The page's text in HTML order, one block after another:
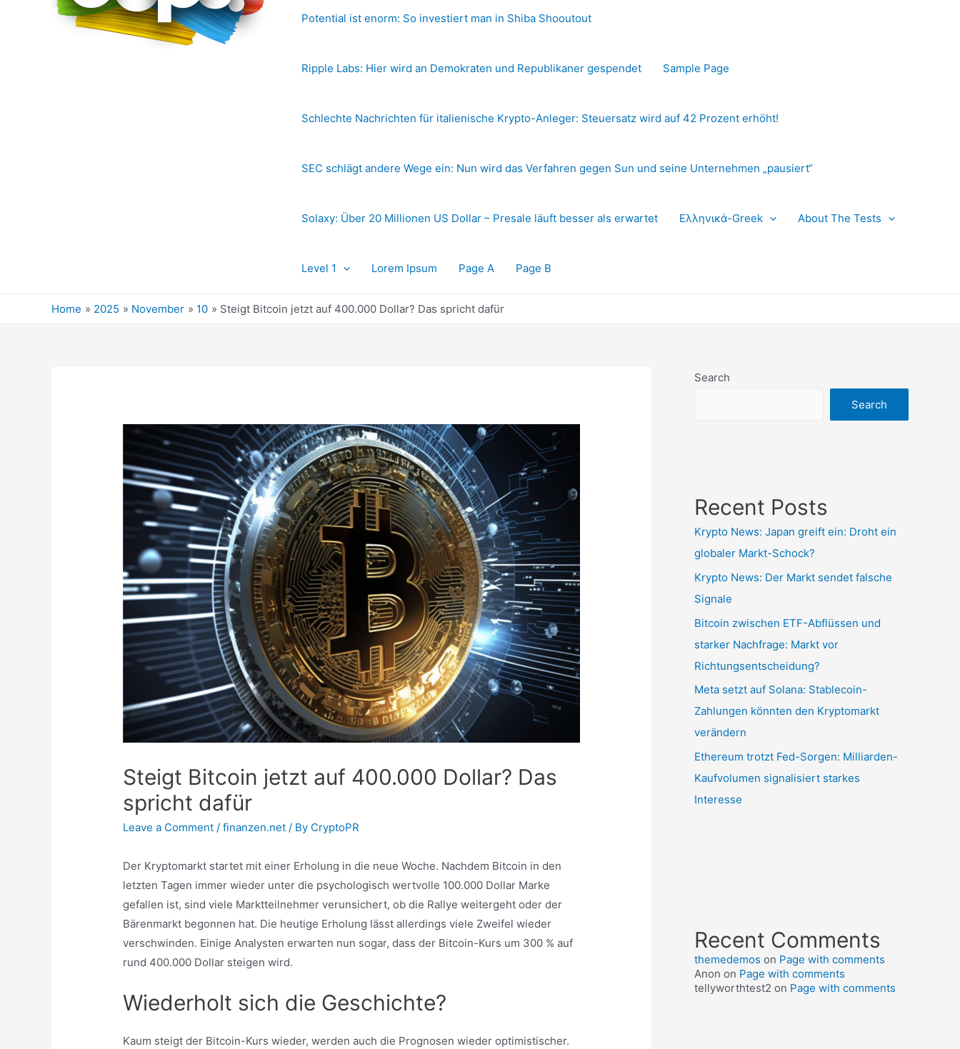
Potential ist enorm: So investiert man in Shiba Shooutout
Ripple Labs: Hier wird an Demokraten und Republikaner gespendet Sample Page
Schlechte Nachrichten für italienische Krypto-Anleger: Steuersatz wird auf 42 Prozent erhöht!
SEC schlägt andere Wege ein: Nun wird das Verfahren gegen Sun und seine Unternehmen „pausiert“
Solaxy: Über 20 Millionen US Dollar – Presale läuft besser als erwartet Ελληνικά-Greek About The Tests
Level 1 Lorem Ipsum Page A Page B
Home 2025 November 10 Steigt Bitcoin jetzt auf 400.000 Dollar? Das spricht dafür
Steigt Bitcoin jetzt auf 400.000 Dollar? Das
spricht dafür
Leave a Comment /finanzen.net / By CryptoPR
Der Kryptomarkt startet mit einer Erholung in die neue Woche. Nachdem Bitcoin in den
letzten Tagen immer wieder unter die psychologisch wertvolle 100.000 Dollar Marke
gefallen ist, sind viele Marktteilnehmer verunsichert, ob die Rallye weitergeht oder der
Bärenmarkt begonnen hat. Die heutige Erholung lässt allerdings viele Zweifel wieder
verschwinden. Einige Analysten erwarten nun sogar, dass der Bitcoin-Kurs um 300 % auf
rund 400.000 Dollar steigen wird.
Wiederholt sich die Geschichte?
Kaum steigt der Bitcoin-Kurs wieder, werden auch die Prognosen wieder optimistischer.
Search
Search
Recent Posts
Krypto News: Japan greift ein: Droht ein
globaler Markt-Schock?
Krypto News: Der Markt sendet falsche
Signale
Bitcoin zwischen ETF-Abflüssen und
starker Nachfrage: Markt vor
Richtungsentscheidung?
Meta setzt auf Solana: Stablecoin-
Zahlungen könnten den Kryptomarkt
verändern
Ethereum trotzt Fed-Sorgen: Milliarden-
Kaufvolumen signalisiert starkes
Interesse
Recent Comments
themedemos on Page with comments
Anon on Page with comments
tellyworthtest2 on Page with comments